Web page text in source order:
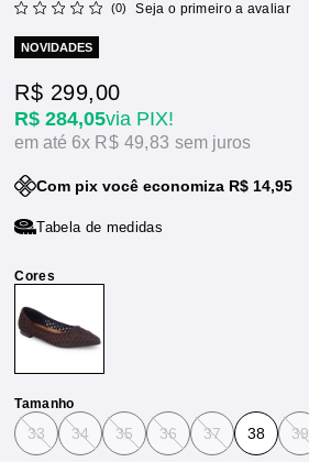
(0) Seja o primeiro a avaliar
NOVIDADES
R$ 284,05via PIX!
R$ 299,00
6x R$ 49,83sem juros
Com pix você economiza R$ 14,95
Tabela de medidas
Tamanho
33 34 35 36 37 38 39